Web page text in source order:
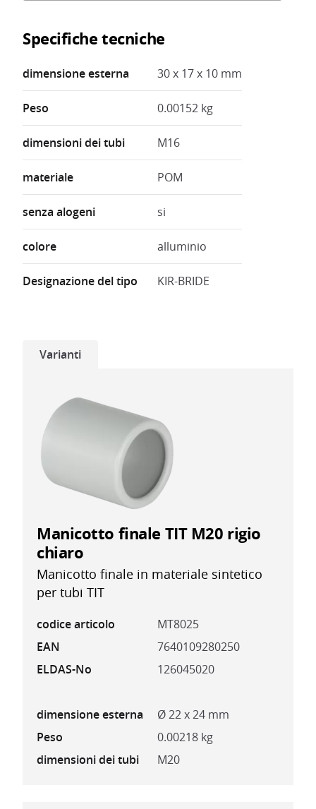
Specifiche tecniche
dimensione esterna 30 x 17 x 10 mm
Peso 0.00152 kg
dimensioni dei tubi M16
materiale POM
senza alogeni si
colore alluminio
Designazione del tipo KIR-BRIDE
Varianti
Manicotto finale TIT M20 rigio
chiaro
Manicotto finale in materiale sintetico
per tubi TIT
codice articolo
MT8025
EAN
7640109280250
ELDAS-No
126045020
dimensione esterna
Ø 22 x 24 mm
Peso
0.00218 kg
dimensioni dei tubi
M20